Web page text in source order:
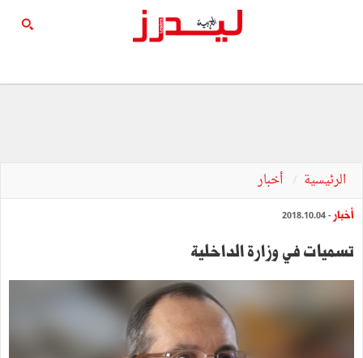
الرئيسية أخبار
أخبار - 2018.10.04
تسميات في وزارة الداخلية